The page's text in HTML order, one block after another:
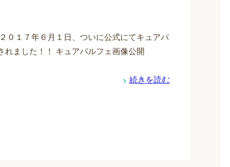
０１７年６月１日、ついに公式にてキュアパ
れました！！ キュアパルフェ画像公開
続きを読む